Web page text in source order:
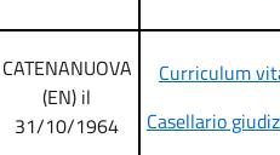
CATENANUOVA
(EN) il
31/10/1964
Curriculum
Casellario